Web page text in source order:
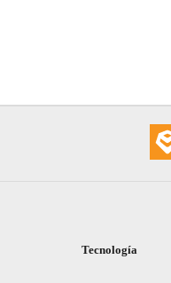
Tecnología